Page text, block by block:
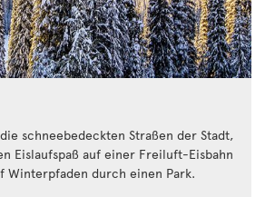
schneebedeckten Straßen der Stadt,
Eislaufspaß auf einer Freiluft-Eisbahn
Winterpfaden durch einen Park.